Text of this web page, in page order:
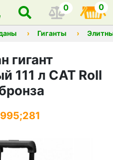
0 0
Гиганты
гигант
111 л CAT Roll